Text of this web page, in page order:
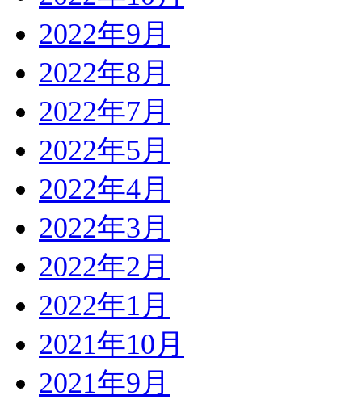
2022年9月
2022年8月
2022年7月
2022年5月
2022年4月
2022年3月
2022年2月
2022年1月
2021年10月
2021年9月